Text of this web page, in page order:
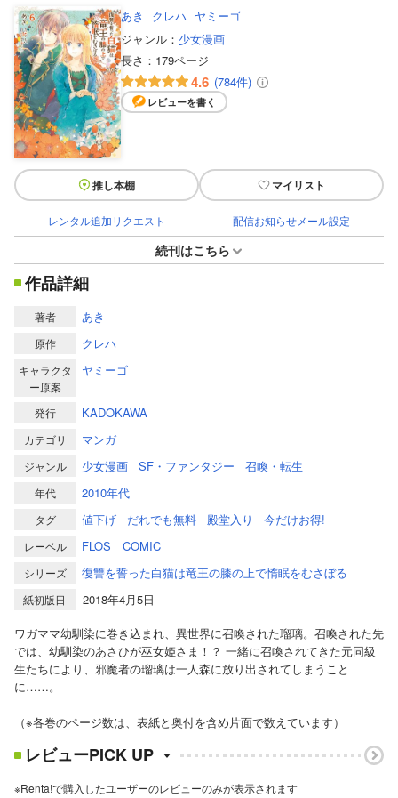
あき クレハ ヤミーゴ
ジャンル： 少女漫画
長さ： 179ページ
4.6 (784件)
レビューを書く
推し本棚 マイリスト
レンタル追加リクエスト 配信お知らせメール設定
続刊はこちら
作品詳細
著者 あき
原作 クレハ
キャラクタ
ー原案
ヤミーゴ
発行 KADOKAWA
カテゴリ マンガ
ジャンル 少女漫画 SF・ファンタジー 召喚・転生
年代 2010年代
タグ 値下げ だれでも無料 殿堂入り 今だけお得!
レーベル FLOS COMIC
シリーズ 復讐を誓った白猫は竜王の膝の上で惰眠をむさぼる
紙初版日
2018年4月5日
ワガママ幼馴染に巻き込まれ、異世界に召喚された瑠璃。召喚された先
では、幼馴染のあさひが巫女姫さま！？ 一緒に召喚されてきた元同級
生たちにより、邪魔者の瑠璃は一人森に放り出されてしまうこと
に……。
（※各巻のページ数は、表紙と奥付を含め片面で数えています）
レビューPICK UP
※Renta!で購入したユーザーのレビューのみが表示されます